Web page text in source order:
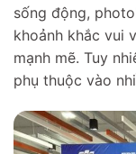
sống động,
khoảnh khắc vui
mạnh mẽ. Tuy
phụ thuộc vào